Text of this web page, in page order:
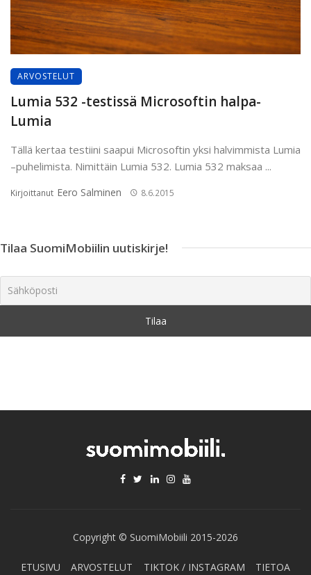
ARVOSTELUT
Lumia 532 -testissä Microsoftin halpa-
Lumia
Tällä kertaa testiini saapui Microsoftin yksi halvimmista Lumia
–puhelimista. Nimittäin Lumia 532. Lumia 532 maksaa ...
Kirjoittanut Eero Salminen 8.6.2015
Tilaa SuomiMobiilin uutiskirje!
Copyright © SuomiMobiili 2015-2026
ETUSIVU ARVOSTELUT TIKTOK / INSTAGRAM TIETOA